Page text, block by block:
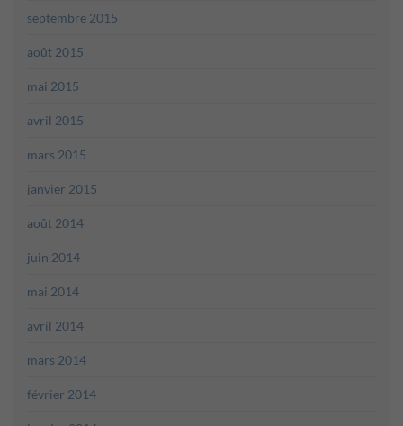
septembre 2015
août 2015
mai 2015
avril 2015
mars 2015
janvier 2015
août 2014
juin 2014
mai 2014
avril 2014
mars 2014
février 2014